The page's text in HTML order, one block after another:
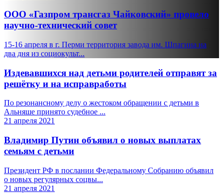
ООО «Газпром трансгаз Чайковский» провело
научно-технический совет
15-16 апреля в г. Перми территория завода им. Шпагина на
два дня из социокульт...
Издевавшихся над детьми родителей отправят за
решётку и на исправработы
По резонансному делу о жестоком обращении с детьми в
Альняше принято судебное ...
21 апреля 2021
Владимир Путин объявил о новых выплатах
семьям с детьми
Президент РФ в послании Федеральному Собранию объявил
о новых регулярных соцвы...
21 апреля 2021